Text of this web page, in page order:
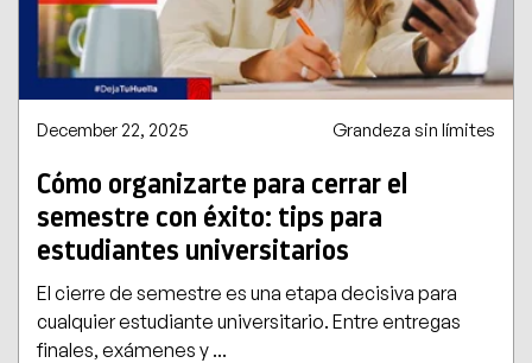
December 22, 2025 Grandeza sin límites
Cómo organizarte para cerrar el
semestre con éxito: tips para
estudiantes universitarios
El cierre de semestre es una etapa decisiva para
cualquier estudiante universitario. Entre entregas
finales, exámenes y ...